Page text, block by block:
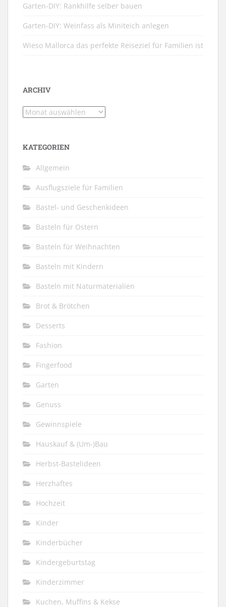
Garten-DIY: Rankhilfe selber bauen
Garten-DIY: Weinfass als Miniteich anlegen
Wieso Mallorca das perfekte Reiseziel für Familien ist
ARCHIV
Archiv
KATEGORIEN
Allgemein
Ausflugsziele für Familien
Bastel- und Geschenkideen
Basteln für Ostern
Basteln für Weihnachten
Basteln mit Kindern
Basteln mit Naturmaterialien
Brot & Brötchen
Desserts
Fashion
Fingerfood
Garten
Genuss
Gewinnspiele
Hauskauf & (Um-)Bau
Herbst-Bastelideen
Herzhaftes
Hochzeit
Kinder
Kinderbücher
Kindergeburtstag
Kinderzimmer
Kuchen, Muffins & Kekse